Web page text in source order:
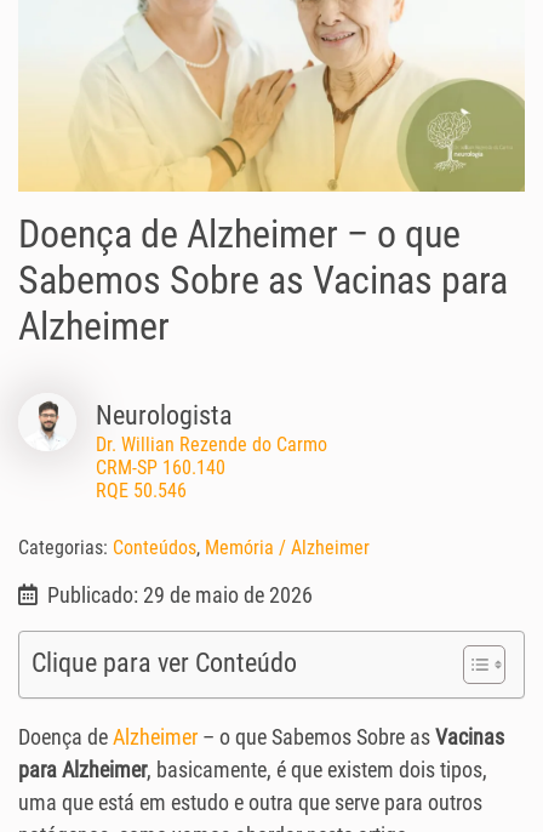
Doença de Alzheimer – o que
Sabemos Sobre as Vacinas para
Alzheimer
Neurologista
Dr. Willian Rezende do Carmo
CRM-SP 160.140
RQE 50.546
Categorias: Conteúdos, Memória / Alzheimer
Publicado: 29 de maio de 2026
Clique para ver Conteúdo
Doença deAlzheimer – o que Sabemos Sobre asVacinas
para Alzheimer, basicamente, é que existem dois tipos,
uma que está em estudo e outra que serve para outros